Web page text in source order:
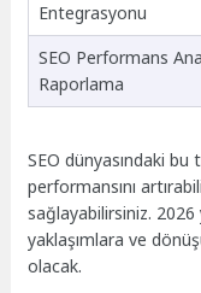
Entegrasyonu
SEO Performans
Raporlama
SEO dünyasındaki
performansını
sağlayabilirsiniz. 2026
yaklaşımlara ve
olacak.